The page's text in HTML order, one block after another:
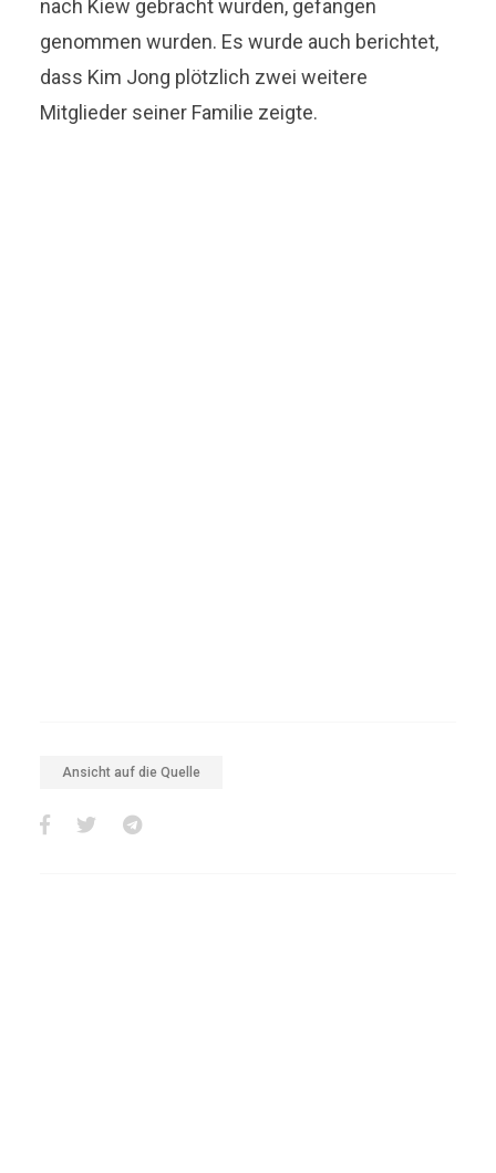
nach Kiew gebracht wurden, gefangen
genommen wurden. Es wurde auch berichtet,
dass Kim Jong plötzlich zwei weitere
Mitglieder seiner Familie zeigte.
Ansicht auf die Quelle